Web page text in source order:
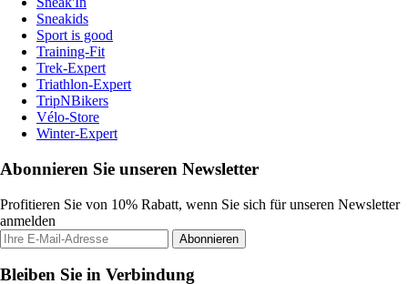
Sneakids
Sport is good
Training-Fit
Trek-Expert
Triathlon-Expert
TripNBikers
Vélo-Store
Winter-Expert
Abonnieren Sie unseren Newsletter
Profitieren Sie von 10% Rabatt, wenn Sie sich für unseren Newsletter
anmelden
Abonnieren
Bleiben Sie in Verbindung